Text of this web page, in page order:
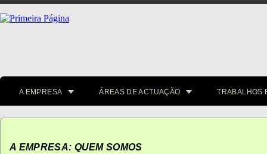
A EMPRESA ÁREAS DE ACTUAÇÃO TRABALHOS
A EMPRESA: QUEM SOMOS